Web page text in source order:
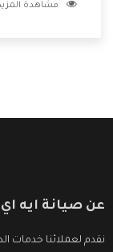
وتقدم للعملاء
مشاهدة
عن صيانة ايه
نقدم لعملائنا خدمات